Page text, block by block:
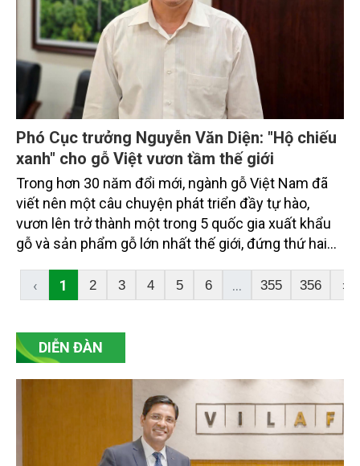
Phó Cục trưởng Nguyễn Văn Diện: "Hộ chiếu
xanh" cho gỗ Việt vươn tầm thế giới
Trong hơn 30 năm đổi mới, ngành gỗ Việt Nam đã
viết nên một câu chuyện phát triển đầy tự hào,
vươn lên trở thành một trong 5 quốc gia xuất khẩu
gỗ và sản phẩm gỗ lớn nhất thế giới, đứng thứ hai
mặt trên 140 quốc gia và vùng lãnh thổ.
‹ 1 2 3 4 5 6 ... 355 356 ›
DIỄN ĐÀN